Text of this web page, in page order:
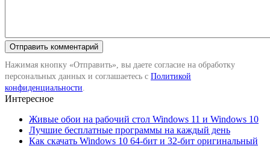
Нажимая кнопку «Отправить», вы даете согласие на обработку
персональных данных и соглашаетесь с Политикой
конфиденциальности
Интересное
Живые обои на рабочий стол Windows 11 и Windows 10
Лучшие бесплатные программы на каждый день
Как скачать Windows 10 64-бит и 32-бит оригинальный